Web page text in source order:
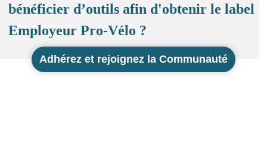
bénéficier d’outils afin d'obtenir le label
Employeur Pro-Vélo ?
Adhérez et rejoignez la Communauté